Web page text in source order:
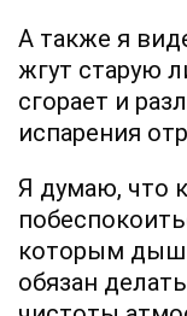
А также я
жгут старую
сгорает и
испарения
Я думаю, что
которым
обязан